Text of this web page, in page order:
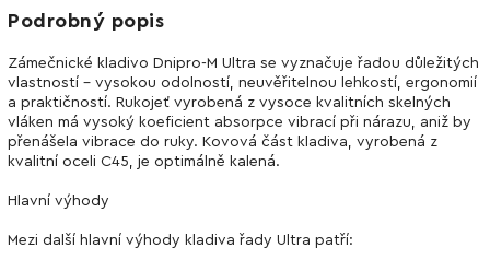
Podrobný popis
Zámečnické kladivo Dnipro-M Ultra se vyznačuje řadou důležitých
vlastností - vysokou odolností, neuvěřitelnou lehkostí, ergonomií
a praktičností. Rukojeť vyrobená z vysoce kvalitních skelných
vláken má vysoký koeficient absorpce vibrací při nárazu, aniž by
přenášela vibrace do ruky. Kovová část kladiva, vyrobená z
kvalitní oceli C45, je optimálně kalená.
Hlavní výhody
Mezi další hlavní výhody kladiva řady Ultra patří: